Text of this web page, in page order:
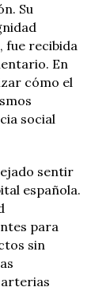
Su
fue recibida
En
cómo el
social
sentir
española.
para
sin